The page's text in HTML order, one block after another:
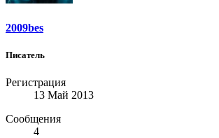
2009bes
Писатель
Регистрация
13 Май 2013
Сообщения
4